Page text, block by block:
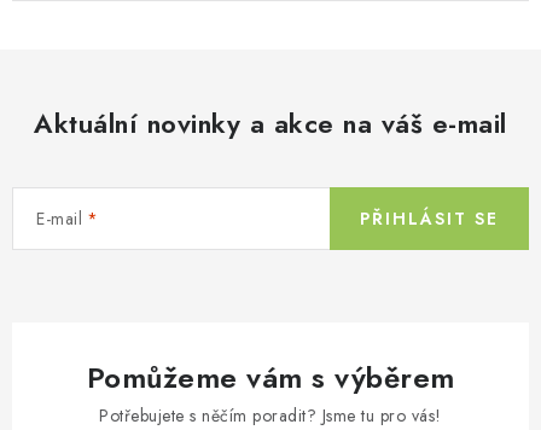
Aktuální novinky a akce na váš e-mail
E-mail PŘIHLÁSIT SE
Pomůžeme vám s výběrem
Potřebujete s něčím poradit? Jsme tu pro vás!